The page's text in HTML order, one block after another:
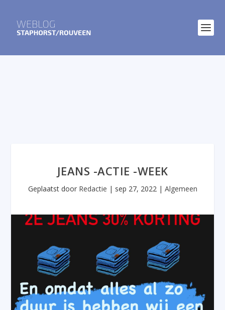
JEANS -ACTIE -WEEK
Geplaatst door Redactie | sep 27, 2022| Algemeen